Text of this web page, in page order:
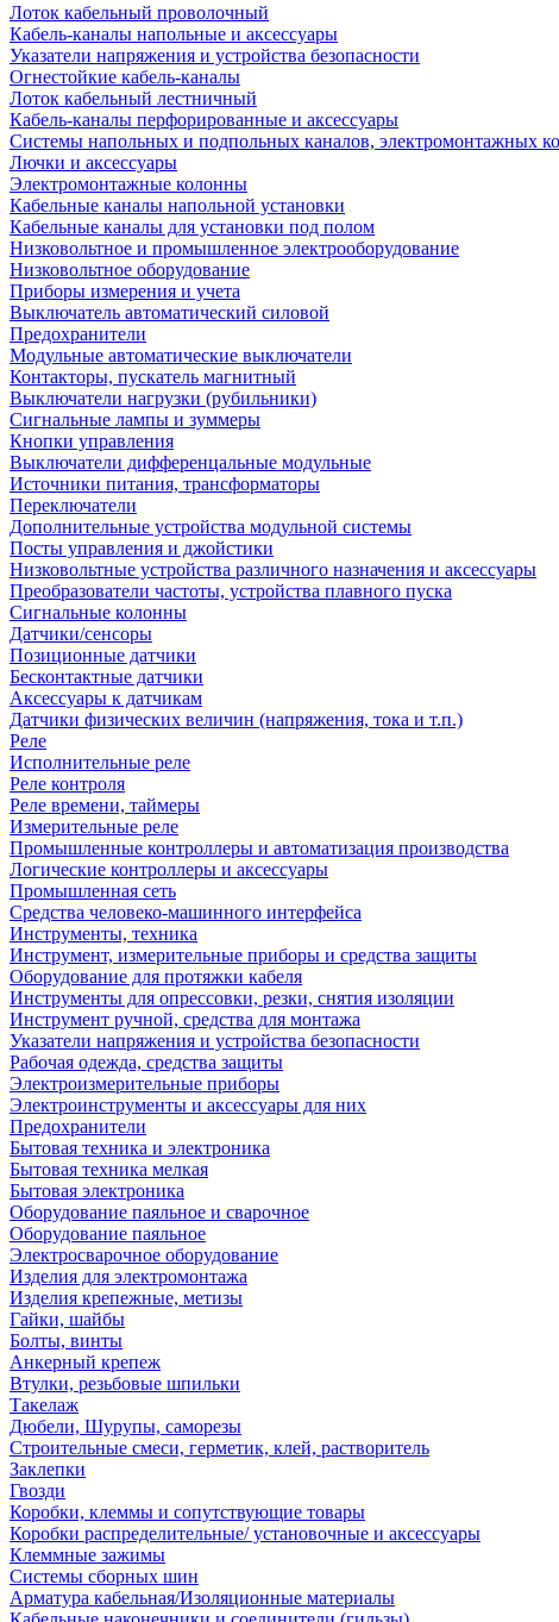
Лоток кабельный проволочный
Кабель-каналы напольные и аксессуары
Указатели напряжения и устройства безопасности
Огнестойкие кабель-каналы
Лоток кабельный лестничный
Кабель-каналы перфорированные и аксессуары
Системы напольных и подпольных каналов, электромонтажных
Лючки и аксессуары
Электромонтажные колонны
Кабельные каналы напольной установки
Кабельные каналы для установки под полом
Низковольтное и промышленное электрооборудование
Низковольтное оборудование
Приборы измерения и учета
Выключатель автоматический силовой
Предохранители
Модульные автоматические выключатели
Контакторы, пускатель магнитный
Выключатели нагрузки (рубильники)
Сигнальные лампы и зуммеры
Кнопки управления
Выключатели дифференцальные модульные
Источники питания, трансформаторы
Переключатели
Дополнительные устройства модульной системы
Посты управления и джойстики
Низковольтные устройства различного назначения и аксессуары
Преобразователи частоты, устройства плавного пуска
Сигнальные колонны
Датчики/сенсоры
Позиционные датчики
Бесконтактные датчики
Аксессуары к датчикам
Датчики физических величин (напряжения, тока и т.п.)
Реле
Исполнительные реле
Реле контроля
Реле времени, таймеры
Измерительные реле
Промышленные контроллеры и автоматизация производства
Логические контроллеры и аксессуары
Промышленная сеть
Средства человеко-машинного интерфейса
Инструменты, техника
Инструмент, измерительные приборы и средства защиты
Оборудование для протяжки кабеля
Инструменты для опрессовки, резки, снятия изоляции
Инструмент ручной, средства для монтажа
Указатели напряжения и устройства безопасности
Рабочая одежда, средства защиты
Электроизмерительные приборы
Электроинструменты и аксессуары для них
Предохранители
Бытовая техника и электроника
Бытовая техника мелкая
Бытовая электроника
Оборудование паяльное и сварочное
Оборудование паяльное
Электросварочное оборудование
Изделия для электромонтажа
Изделия крепежные, метизы
Гайки, шайбы
Болты, винты
Анкерный крепеж
Втулки, резьбовые шпильки
Такелаж
Дюбели, Шурупы, саморезы
Строительные смеси, герметик, клей, растворитель
Заклепки
Гвозди
Коробки, клеммы и сопутствующие товары
Коробки распределительные/ установочные и аксессуары
Клеммные зажимы
Системы сборных шин
Арматура кабельная/Изоляционные материалы